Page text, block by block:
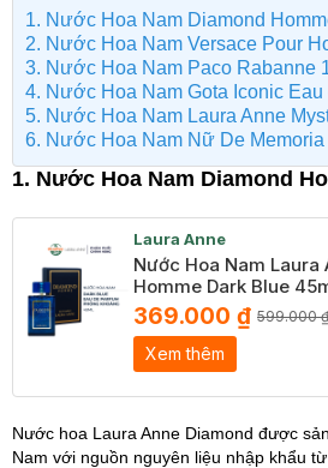
1. Nước Hoa Nam Diamond
2. Nước Hoa Nam Versace Pour
3. Nước Hoa Nam Paco Rabanne
4. Nước Hoa Nam Gota Iconic Eau
5. Nước Hoa Nam Laura Anne
6. Nước Hoa Nam Nữ De Memoria
1. Nước Hoa Nam Diamond
Laura Anne
Nước Hoa Nam Laura
Homme Dark Blue
369.000 ₫ 599.000 ₫
Xem thêm
Nước hoa Laura Anne Diamond được
Nam với nguồn nguyên liệu nhập khẩu